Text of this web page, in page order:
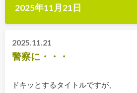
2025年11月21日
2025.11.21
警察に・・・
ドキッとするタイトルですが、